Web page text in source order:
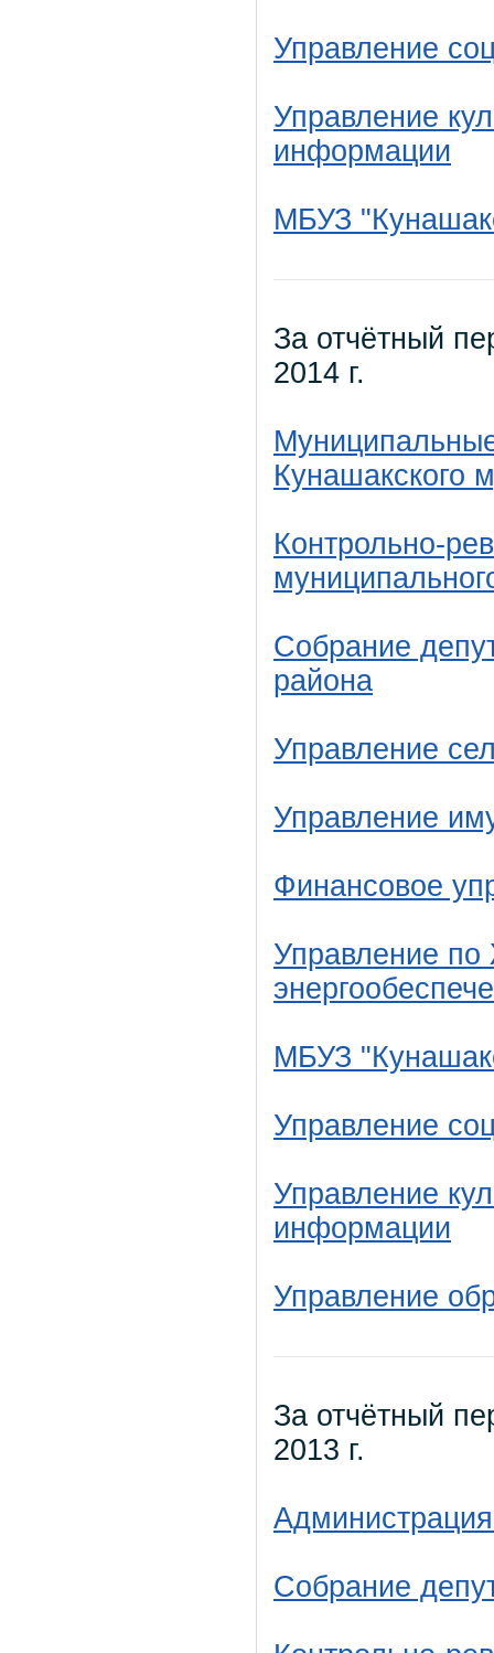
Управление
Управление
информации
МБУЗ
За отчётный
2014 г.
Кунашакского
Контрольно-
Собрание
района
Управление
Управление
Финансовое
Управление по
МБУЗ
Управление
Управление
информации
Управление
За отчётный
2013 г.
Собрание